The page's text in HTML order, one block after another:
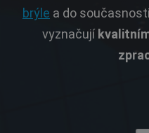
brýle a do
vyznačují